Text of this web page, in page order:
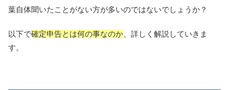
葉自体聞いたことがない方が多いのではないでしょうか？
以下で確定申告とは何の事なのか 、詳しく解説していきま
す。